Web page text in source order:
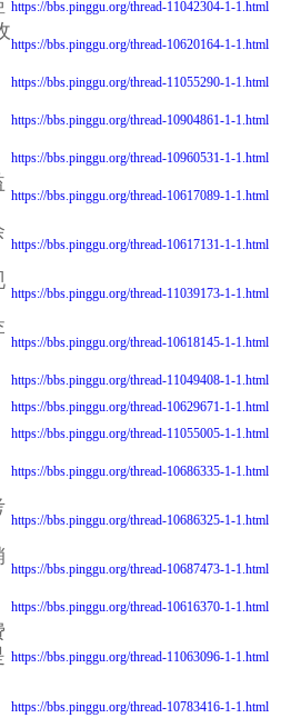
https://bbs.pinggu.org/thread-11042304-1-1.html
https://bbs.pinggu.org/thread-10620164-1-1.html
https://bbs.pinggu.org/thread-11055290-1-1.html
https://bbs.pinggu.org/thread-10904861-1-1.html
https://bbs.pinggu.org/thread-10960531-1-1.html
https://bbs.pinggu.org/thread-10617089-1-1.html
https://bbs.pinggu.org/thread-10617131-1-1.html
https://bbs.pinggu.org/thread-11039173-1-1.html
https://bbs.pinggu.org/thread-10618145-1-1.html
https://bbs.pinggu.org/thread-11049408-1-1.html
https://bbs.pinggu.org/thread-10629671-1-1.html
https://bbs.pinggu.org/thread-11055005-1-1.html
https://bbs.pinggu.org/thread-10686335-1-1.html
https://bbs.pinggu.org/thread-10686325-1-1.html
https://bbs.pinggu.org/thread-10687473-1-1.html
https://bbs.pinggu.org/thread-10616370-1-1.html
https://bbs.pinggu.org/thread-11063096-1-1.html
https://bbs.pinggu.org/thread-10783416-1-1.html